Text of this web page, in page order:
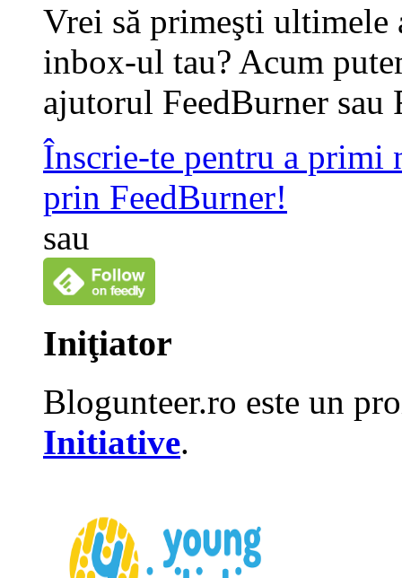
Vrei să primeşti
inbox-ul tau? Acum
ajutorul FeedBurner sau
Înscrie-te pentru a primi
prin FeedBurner!
sau
Iniţiator
Blogunteer.ro este un
Initiative.